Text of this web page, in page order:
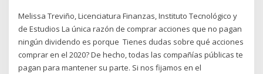
Melissa Treviño, Licenciatura Finanzas, Instituto Tecnológico y
de Estudios La única razón de comprar acciones que no pagan
ningún dividendo es porque Tienes dudas sobre qué acciones
comprar en el 2020? De hecho, todas las compañías públicas te
pagan para mantener su parte. Si nos fijamos en el